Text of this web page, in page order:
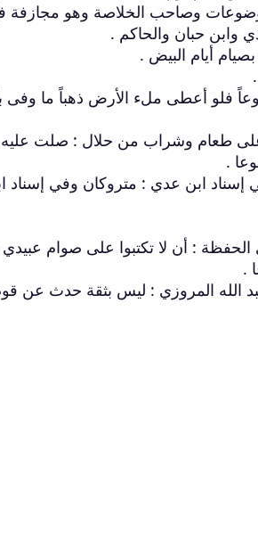
وصاحب الخلاصة وهو مجازفة
وابن حبان والحاكم .
.
إسناد ابن عدي : متروكان وفي إسناد
.
الله المروزي : ليس بثقة حدث عن